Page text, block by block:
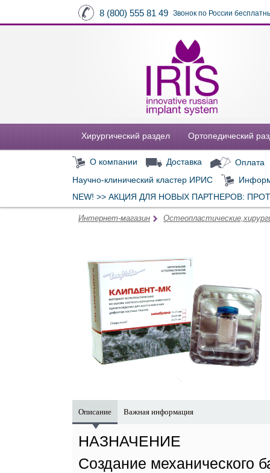
8 (800) 555 81 49 Звонок по России
Хирургический раздел Ортопедический
О компании Доставка
Оплата
Научно-клинический кластер ИРИС
NEW! >> АКЦИЯ ДЛЯ НОВЫХ ПАРТНЕРОВ:
Интернет-магазин
Описание Важная информация
НАЗНАЧЕНИЕ
Создание механического